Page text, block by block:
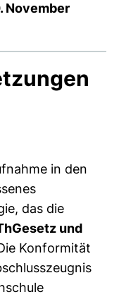
November
in den
das die
und
Konformität